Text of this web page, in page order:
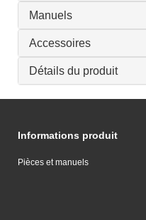
Manuels
Accessoires
Détails du produit
Informations produit
Pièces et manuels